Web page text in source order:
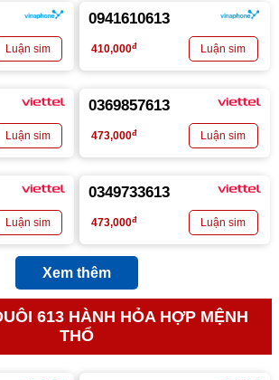
0941610613
410,000đ
0369857613
473,000đ
0349733613
473,000đ
Xem thêm
613 HÀNH HỎA HỢP MỆNH
THỔ